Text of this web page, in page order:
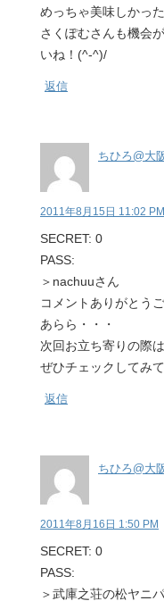
めっちゃ美味しかっ
さくぽむさんも機会
いね！(^-^)/
返信
ちひろ@大
2011年8月15日 11:02 PM
SECRET: 0
PASS:
＞nachuuさん
コメントありがとう
あらら・・・
次回お立ち寄りの際は
ぜひチェックしてみ
返信
ちひろ@大
2011年8月16日 1:50 PM
SECRET: 0
PASS:
＞武庫之荘の松ヤ